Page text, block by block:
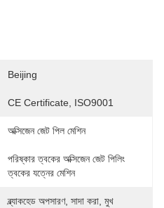
Beijing
CE Certificate, ISO9001
অক্সিজেন জেট পিল মেশিন
পরিষ্কার ত্বকের অক্সিজেন জেট পিলিং
ত্বকের যত্নের মেশিন
ব্ল্যাকহেড অপসারণ, সাদা করা, মুখ